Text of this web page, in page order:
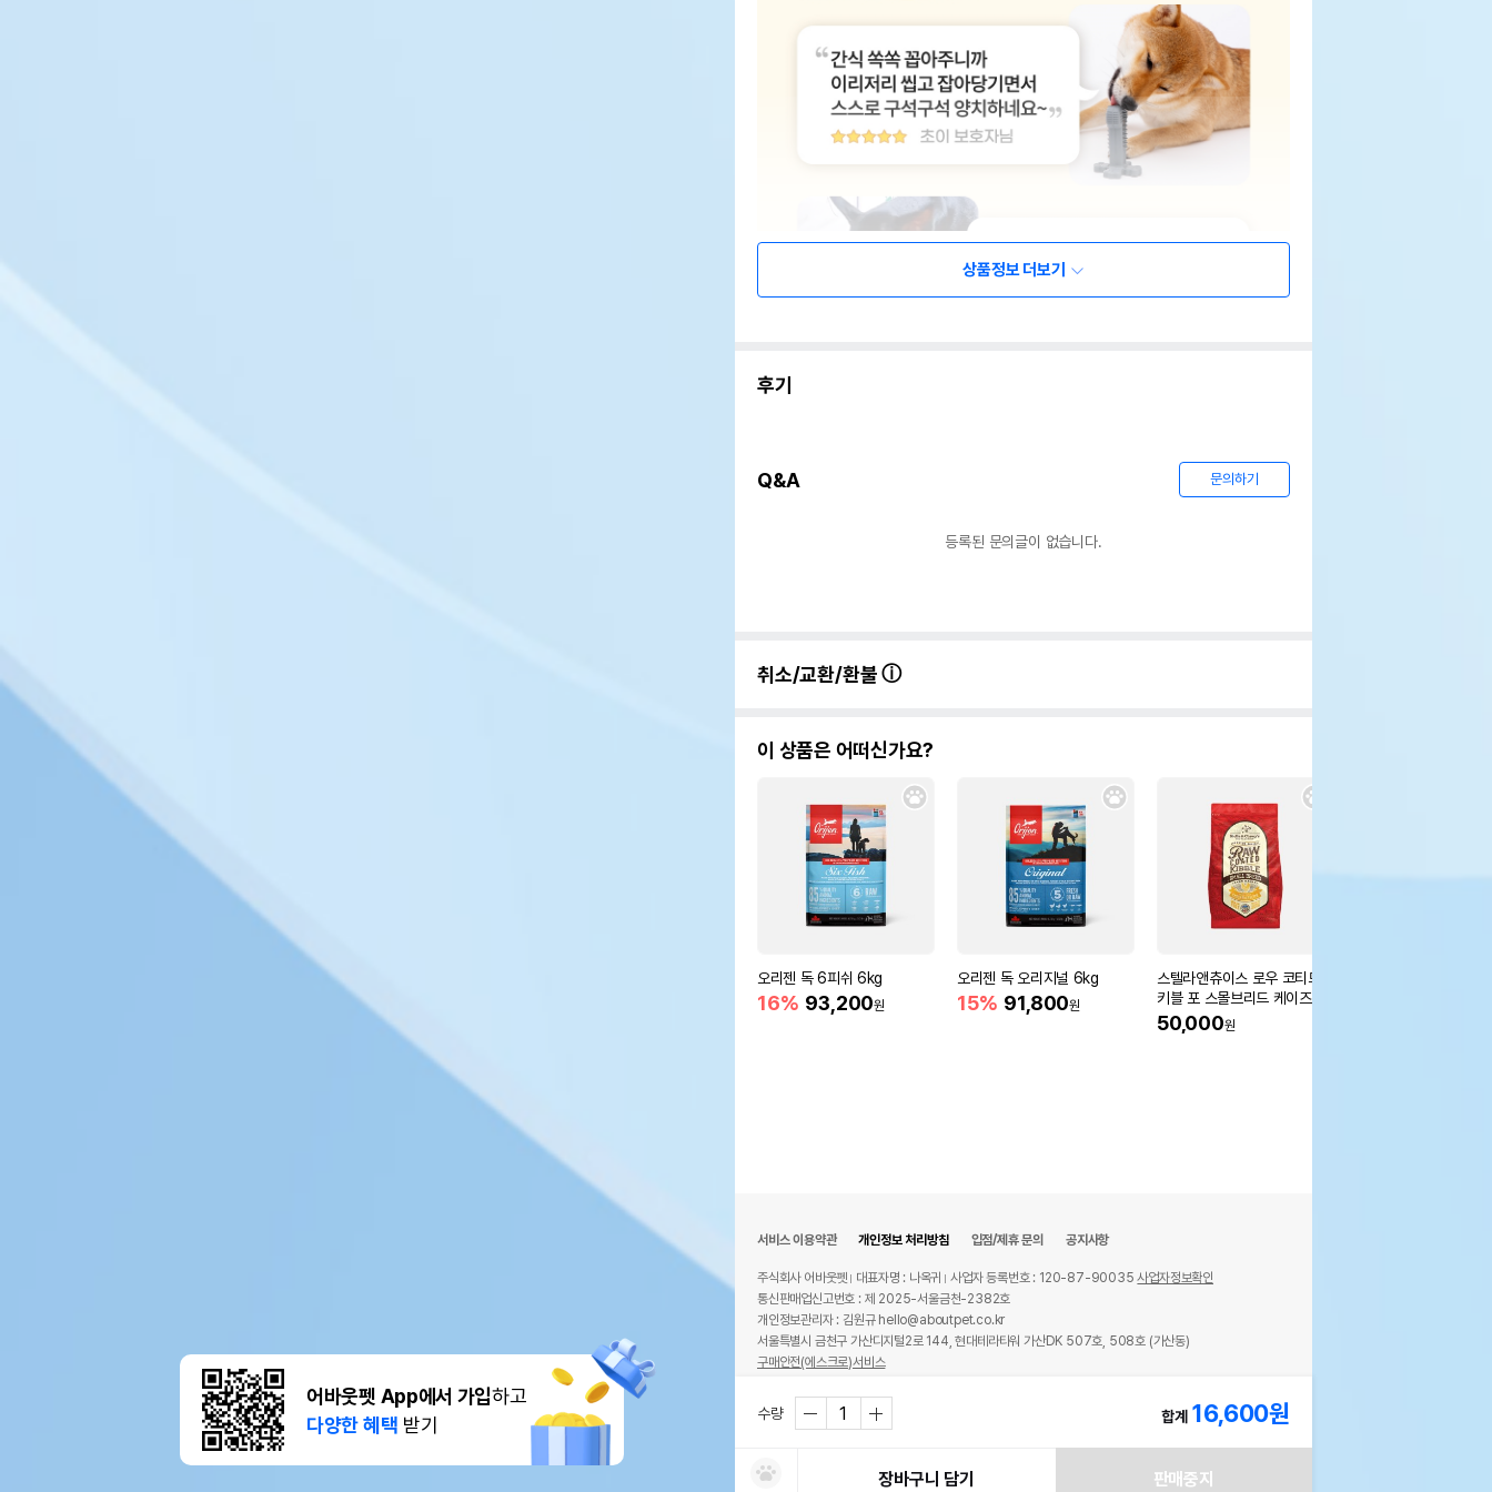
어바웃펫 App에서 가입하고
다양한 혜택 받기
상품정보 더보기
후기
Q&A 문의하기
등록된 문의글이 없습니다.
취소/교환/환불
이 상품은 어떠신가요?
오리젠 독 6피쉬 6kg
16% 93,200원
오리젠 독 오리지널 6kg
15% 91,800원
스텔라앤츄이스 로우 코티드
키블 포 스몰브리드 케이즈 프
리 치킨 1.6kg
50,000원
수량 합계 16,600원
장바구니 담기 판매중지
서비스 이용약관 개인정보 처리방침 입점/제휴 문의 공지사항
주식회사 어바웃펫 대표자명 : 나옥귀 사업자 등록번호 : 120-87-90035사업자정보확인
통신판매업신고번호 : 제 2025-서울금천-2382호
개인정보관리자 : 김원규 hello@aboutpet.co.kr
서울특별시 금천구 가산디지털2로 144, 현대테라타워 가산DK 507호, 508호 (가산동)
구매안전(에스크로)서비스